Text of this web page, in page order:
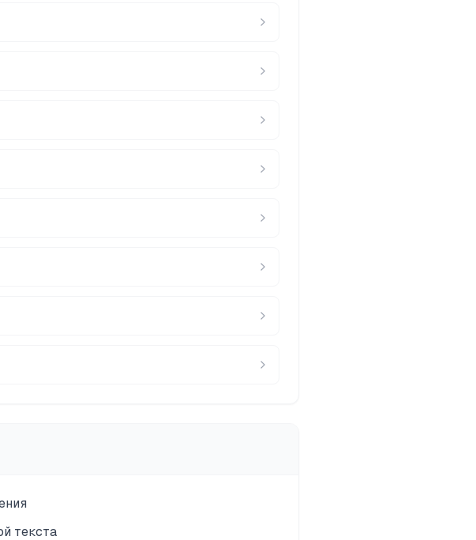
текста